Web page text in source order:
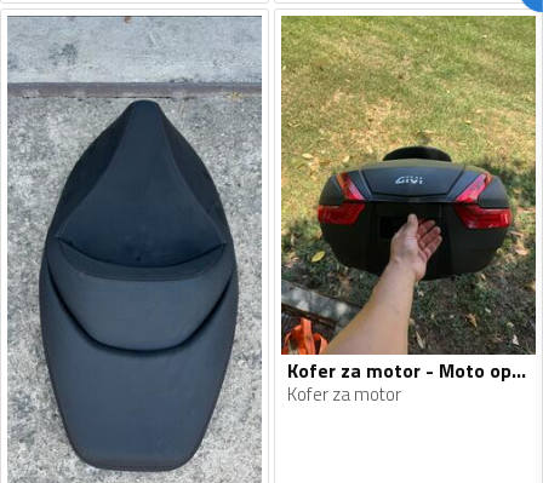
Kofer za motor - Moto oprema
Kofer za motor